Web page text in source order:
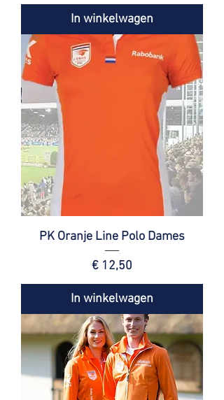
In winkelwagen
PK Oranje Line Polo Dames
Prijs
€ 12,50
In winkelwagen